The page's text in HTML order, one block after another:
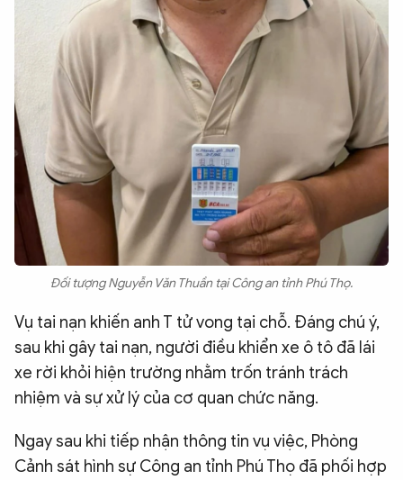
Đối tượng Nguyễn Văn Thuần tại Công an tỉnh Phú Thọ.
Vụ tai nạn khiến anh T tử vong tại chỗ. Đáng chú ý,
sau khi gây tai nạn, người điều khiển xe ô tô đã lái
xe rời khỏi hiện trường nhằm trốn tránh trách
nhiệm và sự xử lý của cơ quan chức năng.
Ngay sau khi tiếp nhận thông tin vụ việc, Phòng
Cảnh sát hình sự Công an tỉnh Phú Thọ đã phối hợp